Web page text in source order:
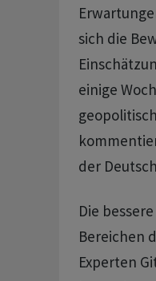
sich die
einige
der
Die
Bereichen
Experten